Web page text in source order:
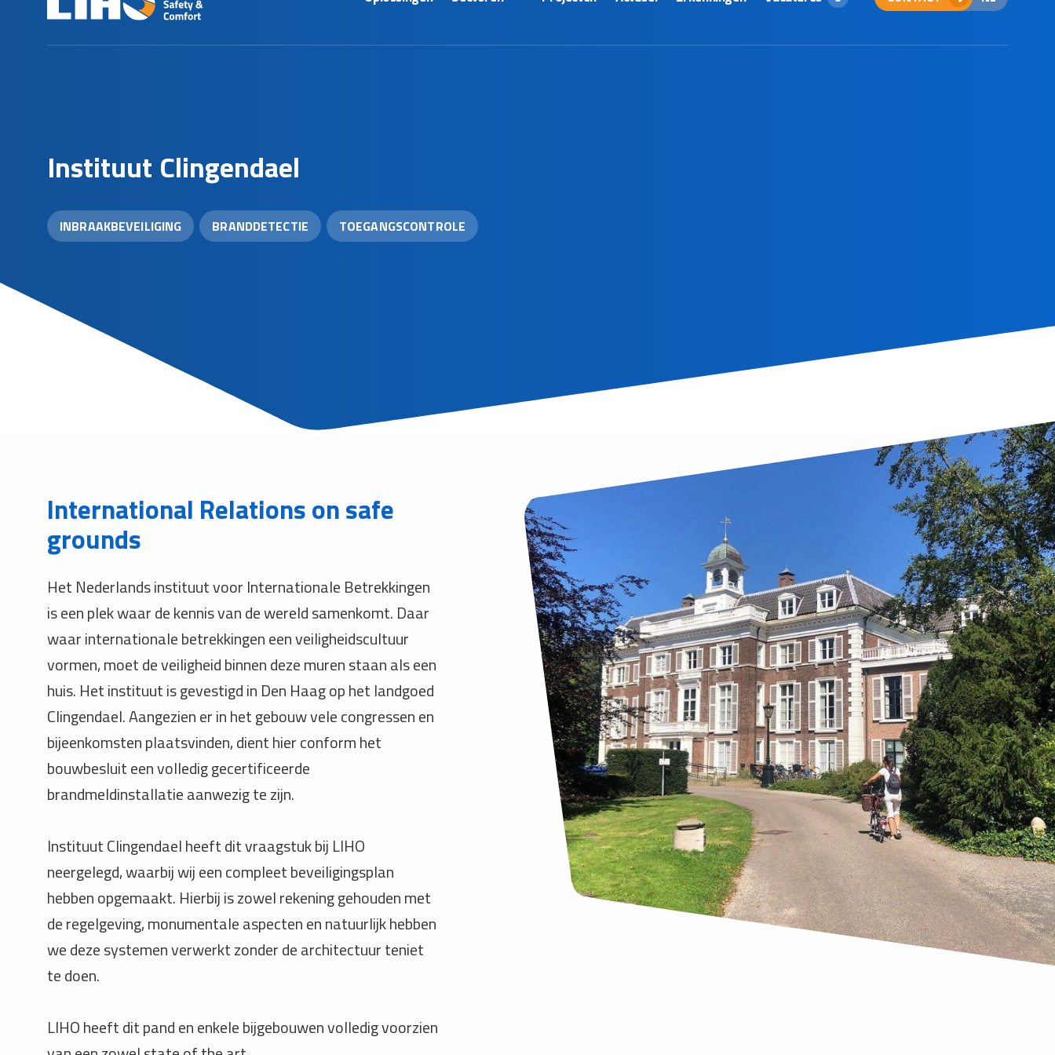
Instituut Clingendael
INBRAAKBEVEILIGING BRANDDETECTIE TOEGANGSCONTROLE
International Relations on safe
grounds
Het Nederlands instituut voor Internationale Betrekkingen
is een plek waar de kennis van de wereld samenkomt. Daar
waar internationale betrekkingen een veiligheidscultuur
vormen, moet de veiligheid binnen deze muren staan als een
huis. Het instituut is gevestigd in Den Haag op het landgoed
Clingendael. Aangezien er in het gebouw vele congressen en
bijeenkomsten plaatsvinden, dient hier conform het
bouwbesluit een volledig gecertificeerde
brandmeldinstallatie aanwezig te zijn.
Instituut Clingendael heeft dit vraagstuk bij LIHO
neergelegd, waarbij wij een compleet beveiligingsplan
hebben opgemaakt. Hierbij is zowel rekening gehouden met
de regelgeving, monumentale aspecten en natuurlijk hebben
we deze systemen verwerkt zonder de architectuur teniet
te doen.
LIHO heeft dit pand en enkele bijgebouwen volledig voorzien